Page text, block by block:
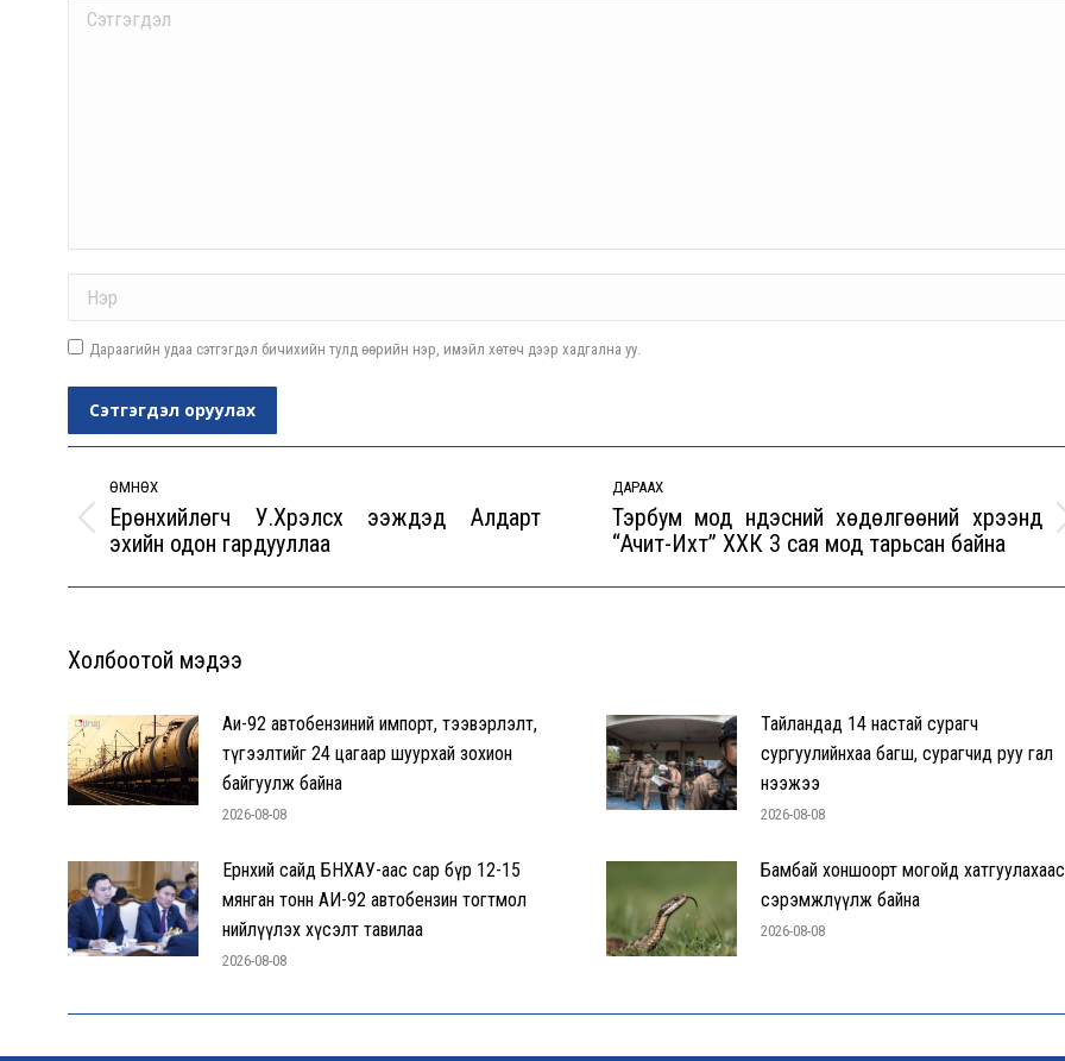
Comment
Дараагийн удаа сэтгэгдэл бичихийн тулд өөрийн нэр, имэйл хөтөч дээр хадгална уу.
Сэтгэгдэл оруулах
navigation
ӨМНӨХ
Previous
Ерөнхийлөгч У.Хүрэлсүх ээжүүдэд Алдарт
эхийн одон гардууллаа
ДАРААХ
Next
Тэрбум мод үндэсний хөдөлгөөний хүрээнд
“Ачит-Ихт” ХХК 3 сая мод тарьсан байна
Холбоотой мэдээ
Аи-92 автобензиний импорт, тээвэрлэлт,
түгээлтийг 24 цагаар шуурхай зохион
байгуулж байна
2026-08-08
Тайландад 14 настай сурагч
сургуулийнхаа багш, сурагчид руу гал
нээжээ
2026-08-08
Ерөнхий сайд БНХАУ-аас сар бүр 12-15
мянган тонн АИ-92 автобензин тогтмол
нийлүүлэх хүсэлт тавилаа
2026-08-08
Бамбай хоншоорт могойд хатгуулахаас
сэрэмжлүүлж байна
2026-08-08